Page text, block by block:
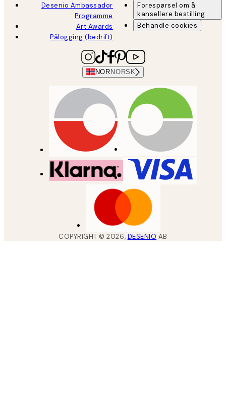
Desenio Ambassador
Programme
Art Awards
Pålogging (bedrift)
Forespørsel om å
kansellere bestilling
Behandle cookies
NOR NORSK
COPYRIGHT ©2026, DESENIO AB